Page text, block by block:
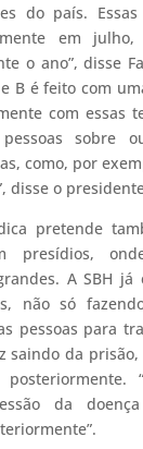
do país.
em
o ano”, disse
B é feito com
com essas
sobre
como, por
disse o
pretende
presídios,
A SBH já
não só
pessoas para
saindo da
da